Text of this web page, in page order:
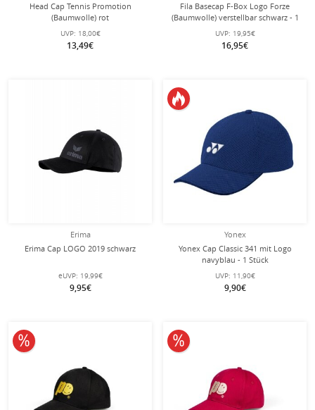
Head Cap Tennis Promotion
(Baumwolle) rot
UVP: 18,00€
13,49€
Fila Basecap F-Box Logo Forze
(Baumwolle) verstellbar schwarz - 1
Stück
UVP: 19,95€
16,95€
Erima
Erima Cap LOGO 2019 schwarz
eUVP: 19,99€
9,95€
Yonex
Yonex Cap Classic 341 mit Logo
navyblau - 1 Stück
UVP: 11,90€
9,90€
10% reduziert 10% reduziert